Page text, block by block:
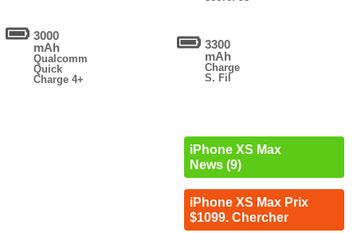
3000
mAh
Qualcomm
Quick
Charge 4+
3300
mAh
Charge
S. Fil
iPhone XS Max
News (9)
iPhone XS Max Prix
$1099. Chercher